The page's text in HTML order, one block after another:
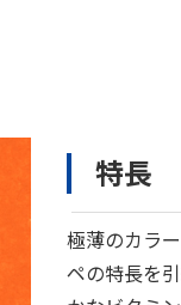
特長
極薄のカラ
ペの特長を